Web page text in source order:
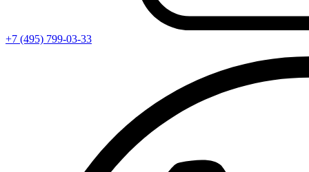
+7 (495) 799-03-33